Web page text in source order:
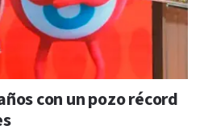
con un pozo récord